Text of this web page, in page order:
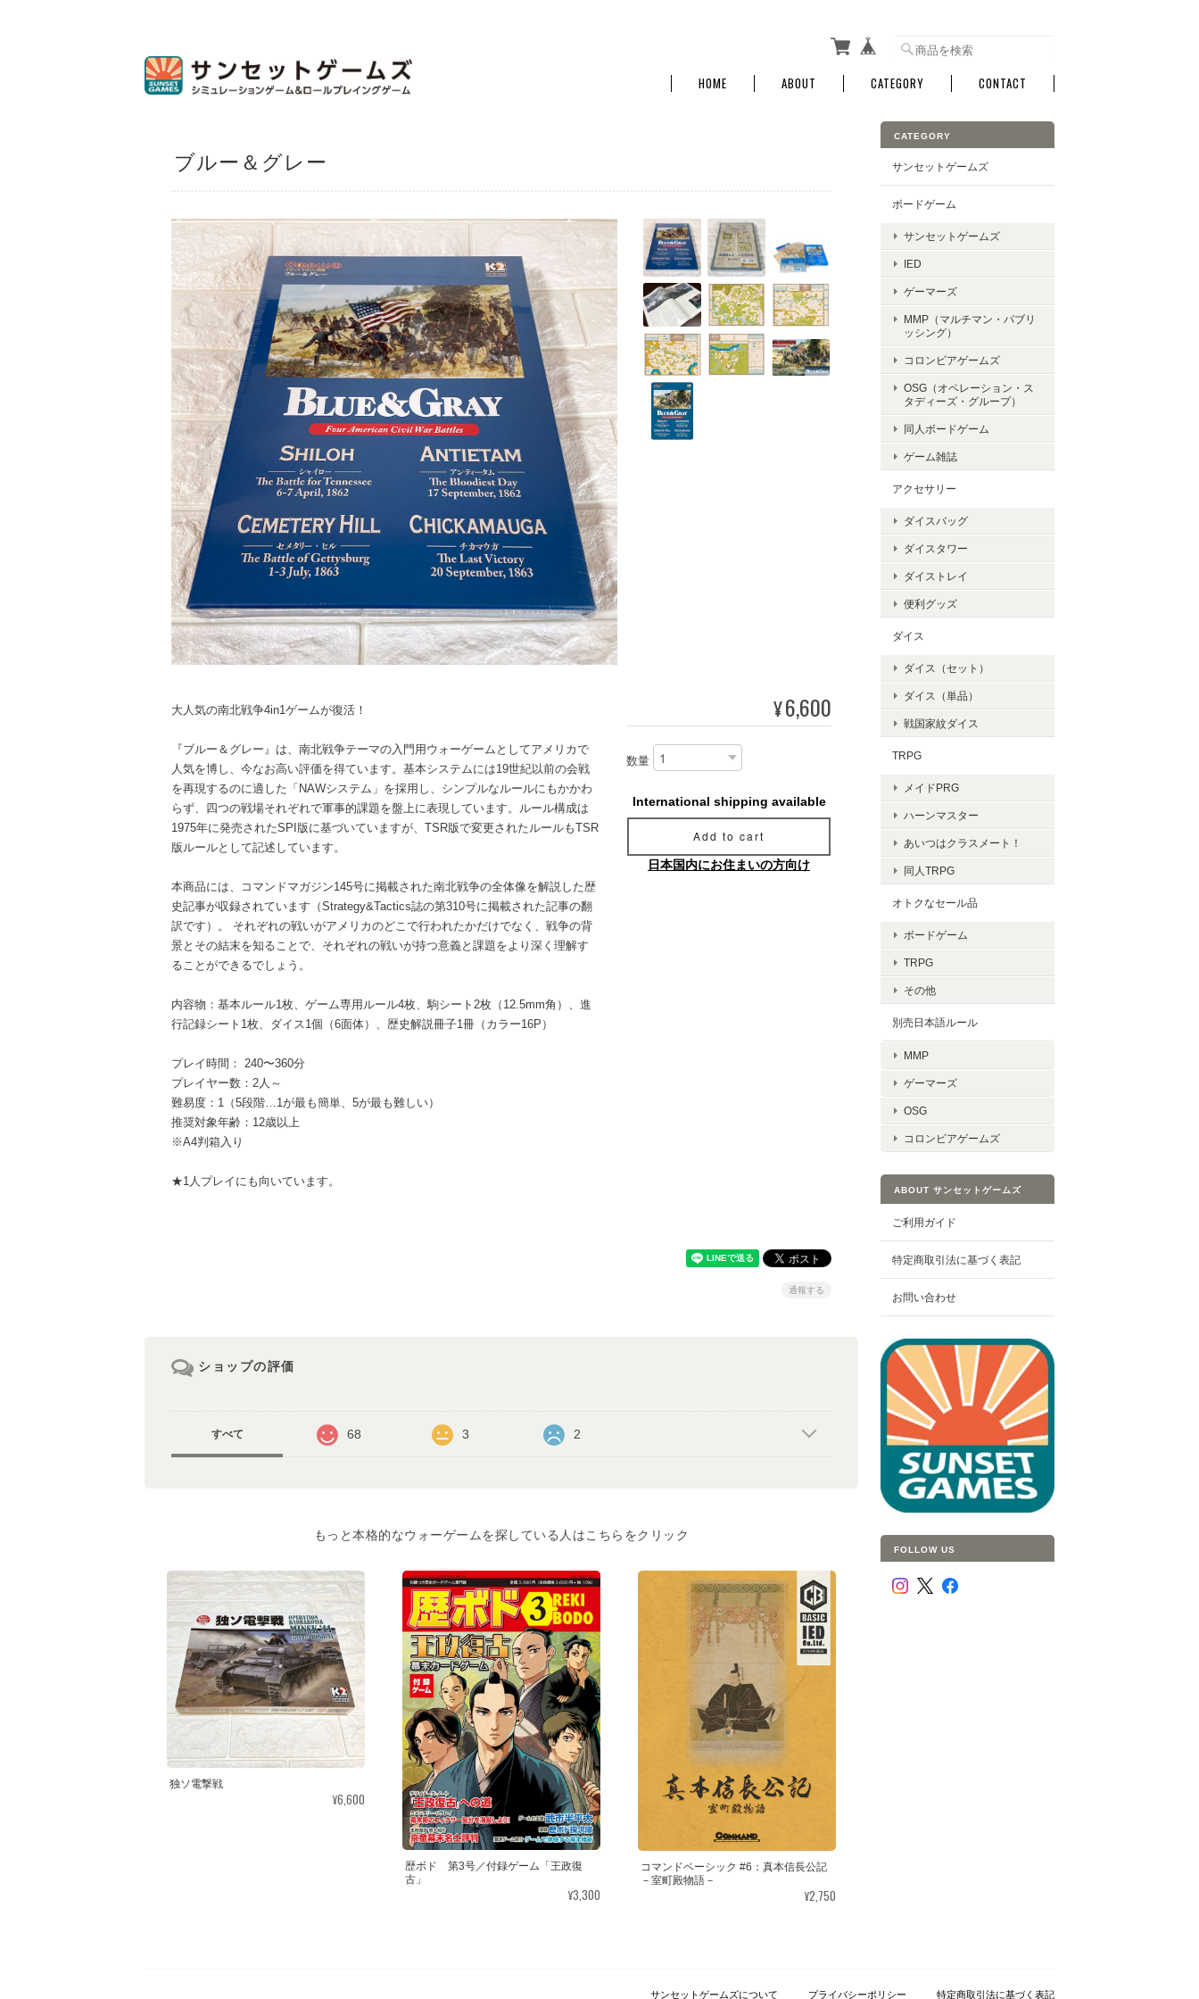
HOME ABOUT CATEGORY CONTACT
ブルー＆グレー
大人気の南北戦争4in1ゲームが復活！
『ブルー＆グレー』は、南北戦争テーマの入門用ウォーゲームとしてアメリカで
人気を博し、今なお高い評価を得ています。基本システムには19世紀以前の会戦
を再現するのに適した「NAWシステム」を採用し、シンプルなルールにもかかわ
らず、四つの戦場それぞれで軍事的課題を盤上に表現しています。ルール構成は
1975年に発売されたSPI版に基づいていますが、TSR版で変更されたルールもTSR
版ルールとして記述しています。
本商品には、コマンドマガジン145号に掲載された南北戦争の全体像を解説した歴
史記事が収録されています（Strategy&Tactics誌の第310号に掲載された記事の翻
訳です）。 それぞれの戦いがアメリカのどこで行われたかだけでなく、戦争の背
景とその結末を知ることで、それぞれの戦いが持つ意義と課題をより深く理解す
ることができるでしょう。
内容物：基本ルール1枚、ゲーム専用ルール4枚、駒シート2枚（12.5mm角）、進
行記録シート1枚、ダイス1個（6面体）、歴史解説冊子1冊（カラー16P）
プレイ時間： 240〜360分
プレイヤー数：2人～
難易度：1（5段階…1が最も簡単、5が最も難しい）
推奨対象年齢：12歳以上
※A4判箱入り
★1人プレイにも向いています。
¥6,600
数量
International shipping available
Add to cart
日本国内にお住まいの方向け
通報する
ショップの評価
すべて 68 3 2
もっと本格的なウォーゲームを探している人はこちらをクリック
独ソ電撃戦
¥6,600
歴ボド 第3号／付録ゲーム「王政復
古」
¥3,300
コマンドベーシック #6：真本信長公記
－室町殿物語－
¥2,750
CATEGORY
サンセットゲームズ
ボードゲーム
サンセットゲームズ
IED
ゲーマーズ
MMP（マルチマン・パブリ
ッシング）
コロンビアゲームズ
OSG（オペレーション・ス
タディーズ・グループ）
同人ボードゲーム
ゲーム雑誌
アクセサリー
ダイスバッグ
ダイスタワー
ダイストレイ
便利グッズ
ダイス
ダイス（セット）
ダイス（単品）
戦国家紋ダイス
TRPG
メイドPRG
ハーンマスター
あいつはクラスメート！
同人TRPG
オトクなセール品
ボードゲーム
TRPG
その他
別売日本語ルール
MMP
ゲーマーズ
OSG
コロンビアゲームズ
ABOUT サンセットゲームズ
ご利用ガイド
特定商取引法に基づく表記
お問い合わせ
FOLLOW US
サンセットゲームズについて プライバシーポリシー 特定商取引法に基づく表記